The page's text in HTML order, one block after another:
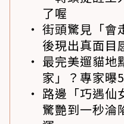
了喔
街頭驚見「會
後現出真面目
最完美遛貓地
家」？專家曝
路邊「巧遇仙
驚艷到一秒淪